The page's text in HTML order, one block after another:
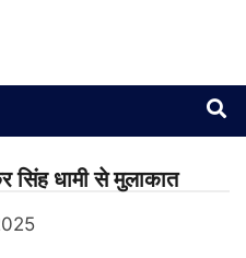
धामी से मुलाकात